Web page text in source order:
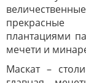
прекрасные
плантациями
мечети и
Маскат –